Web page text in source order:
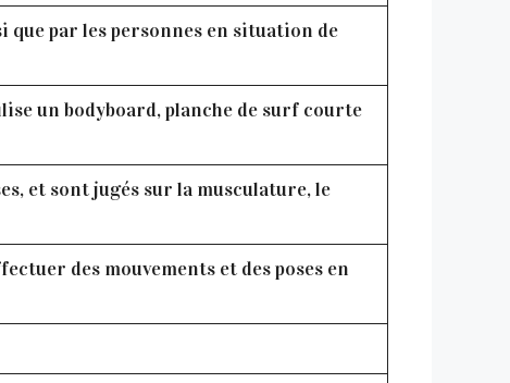
que par les personnes en situation de
un bodyboard, planche de surf courte
et sont jugés sur la musculature, le
des mouvements et des poses en